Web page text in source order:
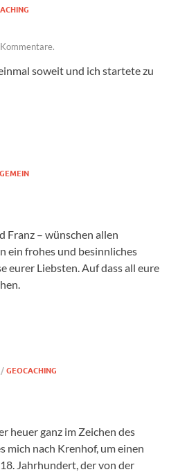
soweit und ich startete zu
Franz – wünschen allen
ein frohes und besinnliches
eurer Liebsten. Auf dass all eure
/GEOCACHING
heuer ganz im Zeichen des
mich nach Krenhof, um einen
Jahrhundert, der von der